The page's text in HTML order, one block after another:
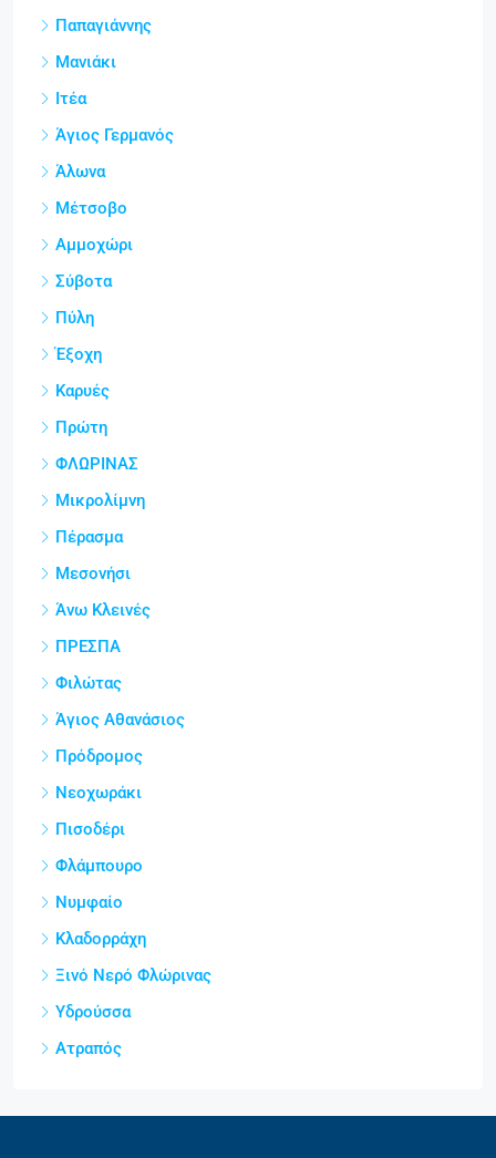
Παπαγιάννης
Μανιάκι
Ιτέα
Άγιος Γερμανός
Άλωνα
Μέτσοβο
Αμμοχώρι
Σύβοτα
Πύλη
Έξοχη
Καρυές
Πρώτη
ΦΛΩΡΙΝΑΣ
Μικρολίμνη
Πέρασμα
Μεσονήσι
Άνω Κλεινές
ΠΡΕΣΠΑ
Φιλώτας
Άγιος Αθανάσιος
Πρόδρομος
Νεοχωράκι
Πισοδέρι
Φλάμπουρο
Νυμφαίο
Κλαδορράχη
Ξινό Νερό Φλώρινας
Υδρούσσα
Ατραπός